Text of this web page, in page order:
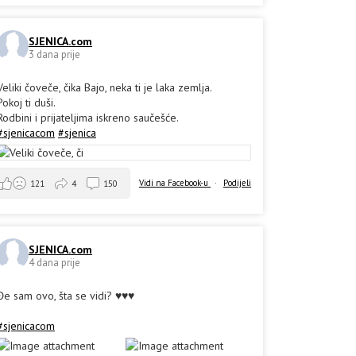
SJENICA.com
3 dana prije
čoveče, čika Bajo, neka ti je laka zemlja.
ti duši.
i prijateljima iskreno saučešće.
#sjenica
Vidi na Facebook-u · Podijeli
121 4 150
SJENICA.com
4 dana prije
sam ovo, šta se vidi? ♥️♥️♥️